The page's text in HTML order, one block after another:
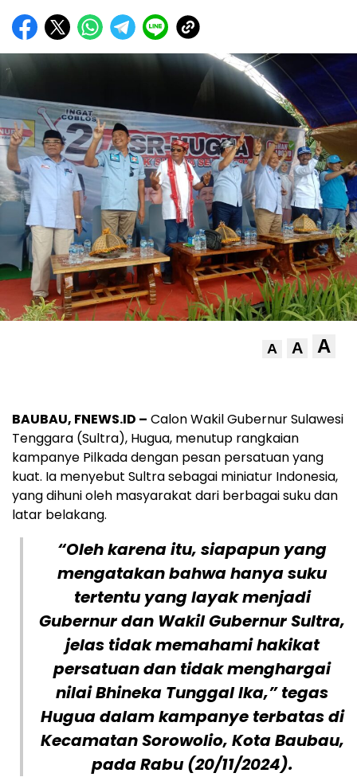
A A A
BAUBAU, FNEWS.ID – Calon Wakil Gubernur Sulawesi
Tenggara (Sultra), Hugua, menutup rangkaian
kampanye Pilkada dengan pesan persatuan yang
kuat. Ia menyebut Sultra sebagai miniatur Indonesia,
yang dihuni oleh masyarakat dari berbagai suku dan
latar belakang.
“Oleh karena itu, siapapun yang
mengatakan bahwa hanya suku
tertentu yang layak menjadi
Gubernur dan Wakil Gubernur Sultra,
jelas tidak memahami hakikat
persatuan dan tidak menghargai
nilai Bhineka Tunggal Ika,” tegas
Hugua dalam kampanye terbatas di
Kecamatan Sorowolio, Kota Baubau,
pada Rabu (20/11/2024).